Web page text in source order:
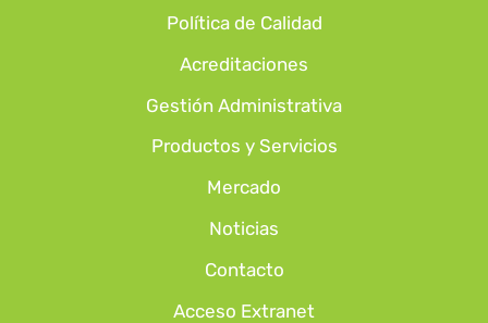
Política de Calidad
Acreditaciones
Gestión Administrativa
Productos y Servicios
Mercado
Noticias
Contacto
Acceso Extranet